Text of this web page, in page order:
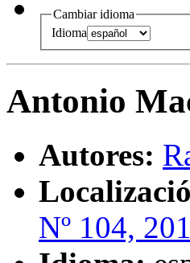
Cambiar idioma
Idioma
Antonio
Autores:
Nº 104,